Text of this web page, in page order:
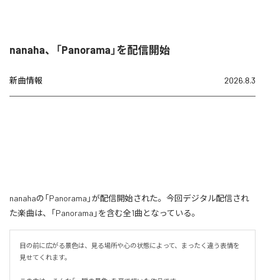
nanaha、「Panorama」を配信開始
新曲情報 2026.8.3
nanahaの「Panorama」が配信開始された。今回デジタル配信され
た楽曲は、「Panorama」を含む全1曲となっている。
目の前に広がる景色は、見る場所や心の状態によって、まったく違う表情を
見せてくれます。